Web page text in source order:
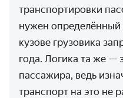
транспортировки
нужен определённый
кузове грузовика
года. Логика та же —
пассажира, ведь
транспорт на это не